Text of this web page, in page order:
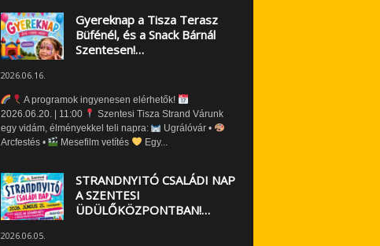
Gyereknap a Tisza Terasz
Büfénél, és a Snack Bárnál
Szentesen!…
2026.06.16.
A programok ingyenesen elérhetők!
2026.06.20. | 11:00
Szentesi Tisza Strand Várunk
egy vidám, élményekkel teli napra:
Ugrálóvár •
Arcfestés •
Mesefilm vetítés Egy...
STRANDNYITÓ CSALÁDI NAP
A SZENTESI
ÜDÜLŐKÖZPONTBAN!…
2026.06.05.